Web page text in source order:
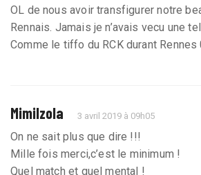
OL de nous avoir transfigurer notre
Rennais. Jamais je n’avais vecu une
Comme le tiffo du RCK durant Rennes
Mimilzola 3 avril 2019 à 09h05
On ne sait plus que dire !!!
Mille fois merci,c’est le minimum !
Quel match et quel mental !